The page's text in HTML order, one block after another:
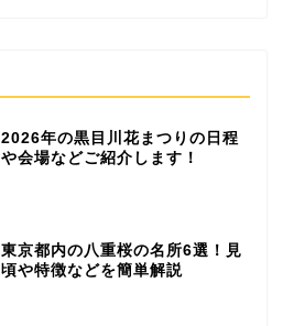
2026年の黒目川花まつりの日程
や会場などご紹介します！
東京都内の八重桜の名所6選！見
頃や特徴などを簡単解説